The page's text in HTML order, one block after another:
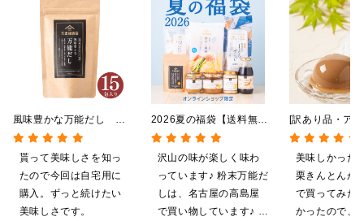
2026夏の福袋【送料無
料】【オンライン限定】
【ポイントキャンペーン実
施中】【のし・ラッピン
グ・化粧箱詰め不可】
沢山の味が楽しく味わ
っています♪ 粉末万能だ
しは、名古屋の高島屋
で買い物しています♪ と
[訳あり品・ア
[賞味期限2026
日]絹ごしなめ
んとんゼリー
限定】
美味しかった
栗きんとんが
で買ってみた
かったので、
風味豊かな万能だし
120g（8g×15包）【だし
パック】
貰って美味しさを知っ
たので今回は自宅用に
購入。ずっと続けたい
美味しさです。